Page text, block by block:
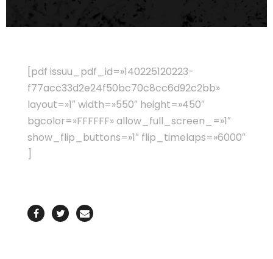
[pdf issuu_pdf_id=»140225120223-
f77acc33d2e24f50bc70c8cc6d92c2bb»
layout=»1″ width=»550″ height=»450″
bgcolor=»FFFFFF» allow_full_screen_=»1″
show_flip_buttons=»1″ flip_timelaps=»6000″